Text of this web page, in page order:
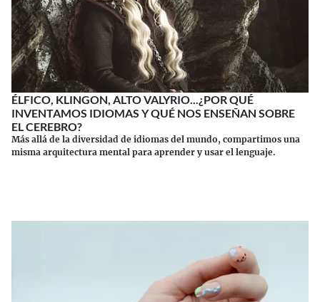
ÉLFICO, KLINGON, ALTO VALYRIO...¿POR QUÉ
INVENTAMOS IDIOMAS Y QUÉ NOS ENSEÑAN SOBRE
EL CEREBRO?
Más allá de la diversidad de idiomas del mundo, compartimos una
misma arquitectura mental para aprender y usar el lenguaje.